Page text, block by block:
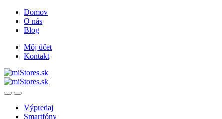
Skip
navigation
Skip
content
Domov
O nás
Blog
Môj účet
Kontakt
OpenClose
Výpredaj
Smartfóny